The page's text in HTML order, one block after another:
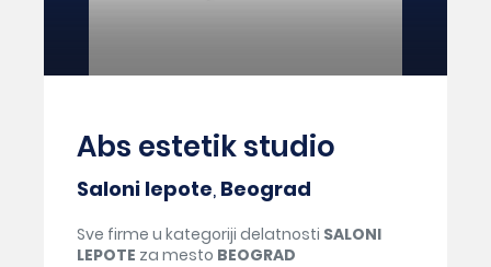
Abs estetik studio
Saloni lepote, Beograd
Sve firme u kategoriji delatnosti SALONI
LEPOTE za mesto BEOGRAD